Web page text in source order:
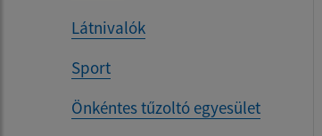
Látnivalók
Sport
Önkéntes tűzoltó egyesület